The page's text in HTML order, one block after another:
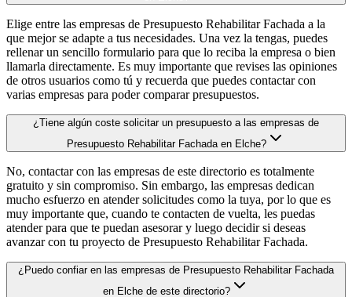
Elige entre las empresas de Presupuesto Rehabilitar Fachada a la
que mejor se adapte a tus necesidades. Una vez la tengas, puedes
rellenar un sencillo formulario para que lo reciba la empresa o bien
llamarla directamente. Es muy importante que revises las opiniones
de otros usuarios como tú y recuerda que puedes contactar con
varias empresas para poder comparar presupuestos.
¿Tiene algún coste solicitar un presupuesto a las empresas de
Presupuesto Rehabilitar Fachada en Elche?
No, contactar con las empresas de este directorio es totalmente
gratuito y sin compromiso. Sin embargo, las empresas dedican
mucho esfuerzo en atender solicitudes como la tuya, por lo que es
muy importante que, cuando te contacten de vuelta, les puedas
atender para que te puedan asesorar y luego decidir si deseas
avanzar con tu proyecto de Presupuesto Rehabilitar Fachada.
¿Puedo confiar en las empresas de Presupuesto Rehabilitar Fachada
en Elche de este directorio?